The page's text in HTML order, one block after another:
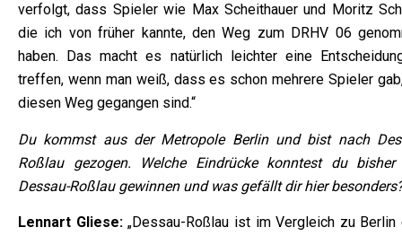
verfolgt, dass Spieler wie Max Scheithauer und Moritz
die ich von früher kannte, den Weg zum DRHV 06
haben. Das macht es natürlich leichter eine
treffen, wenn man weiß, dass es schon mehrere Spieler
diesen Weg gegangen sind.“
Du kommst aus der Metropole Berlin und bist nach
Roßlau gezogen. Welche Eindrücke konntest du bisher
Dessau-Roßlau gewinnen und was gefällt dir hier
Lennart Gliese:„Dessau-Roßlau ist im Vergleich zu Berlin